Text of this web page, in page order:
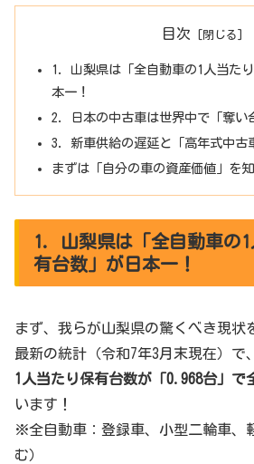
目次
1. 山梨県は「全自動車の1人当た
本一！
2. 日本の中古車は世界中で「奪い
3. 新車供給の遅延と「高年式中古
まずは「自分の車の資産価値」を
1. 山梨県は「全自動車の
有台数」が日本一！
まず、我らが山梨県の驚くべき現状
最新の統計（令和7年3月末現在）で
1人当たり保有台数が「0.968台」で
います！
※全自動車：登録車、小型二輪車、
む）